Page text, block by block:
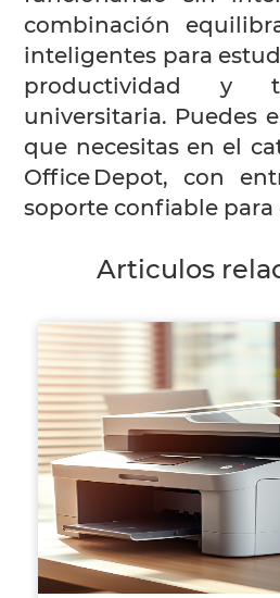
combinación
inteligentes para
productividad y
universitaria. Puedes
que necesitas en el
Office Depot, con
soporte confiable para
Articulos